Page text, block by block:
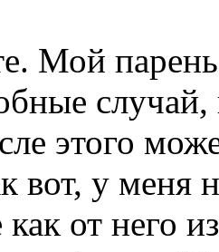
Мой
случай,
этого
вот, у меня
от него